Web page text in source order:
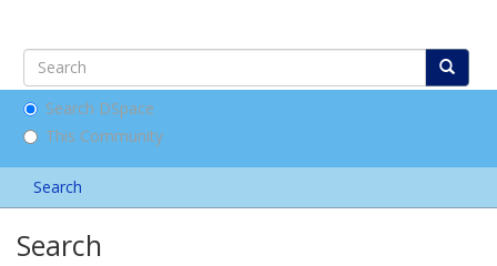
Search DSpace
This Community
Search
Search